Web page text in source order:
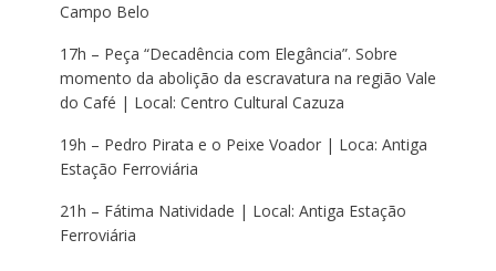
Campo Belo
17h – Peça “Decadência com Elegância”. Sobre
momento da abolição da escravatura na região Vale
do Café | Local: Centro Cultural Cazuza
19h – Pedro Pirata e o Peixe Voador | Loca: Antiga
Estação Ferroviária
21h – Fátima Natividade | Local: Antiga Estação
Ferroviária